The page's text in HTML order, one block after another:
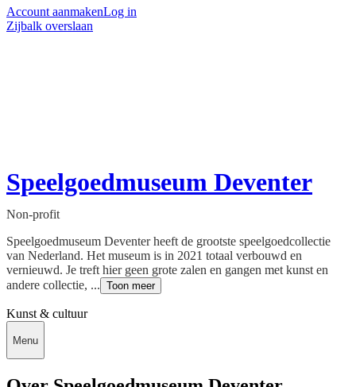
Account aanmakenLog in
Zijbalk overslaan
Speelgoedmuseum Deventer
Non-profit
Speelgoedmuseum Deventer heeft de grootste speelgoedcollectie
van Nederland. Het museum is in 2021 totaal verbouwd en
vernieuwd. Je treft hier geen grote zalen en gangen met kunst en
andere collectie, ... Toon meer
Kunst & cultuur
Menu